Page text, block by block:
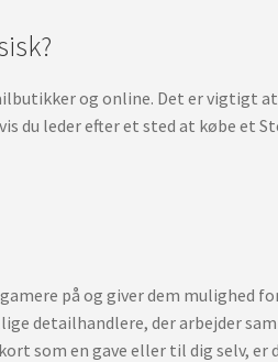
og online. Det er vigtigt
du leder efter et sted at købe et
på og giver dem mulighed
detailhandlere, der arbejder
som en gave eller til dig selv,